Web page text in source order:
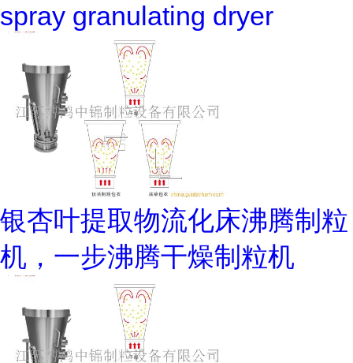
spray granulating dryer
银杏叶提取物流化床沸腾制粒
机，一步沸腾干燥制粒机